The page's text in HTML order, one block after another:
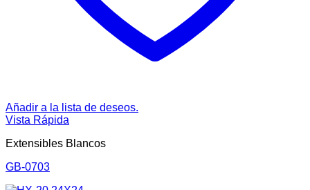
Añadir a la lista de deseos.
Vista Rápida
Extensibles Blancos
GB-0703